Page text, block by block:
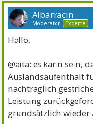
Albarracin
Moderator Experte
Hallo,
@aita: es kann sein,
Auslandsaufenthalt
nachträglich
Leistung
grundsätzlich wieder